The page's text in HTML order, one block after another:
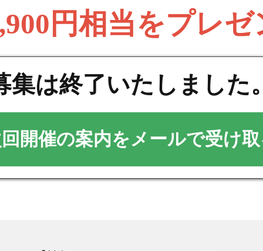
円相当をプレ
集は終了いたしました
開催の案内をメールで受け